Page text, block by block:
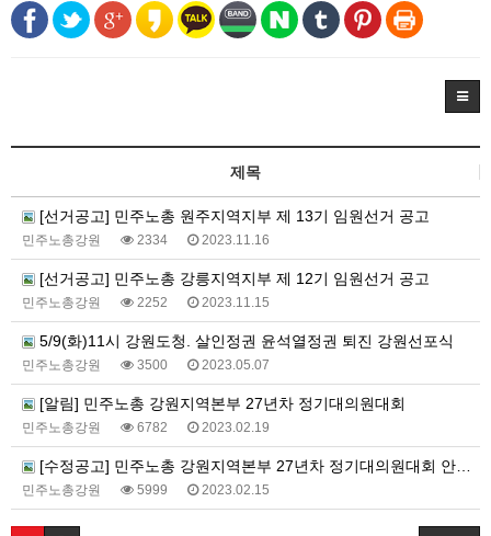
제목
[선거공고] 민주노총 원주지역지부 제 13기 임원선거 공고
민주노총강원 2334 2023.11.16
[선거공고] 민주노총 강릉지역지부 제 12기 임원선거 공고
민주노총강원 2252 2023.11.15
5/9(화)11시 강원도청. 살인정권 윤석열정권 퇴진 강원선포식
민주노총강원 3500 2023.05.07
[알림] 민주노총 강원지역본부 27년차 정기대의원대회
민주노총강원 6782 2023.02.19
[수정공고] 민주노총 강원지역본부 27년차 정기대의원대회 안건 수정공고
민주노총강원 5999 2023.02.15